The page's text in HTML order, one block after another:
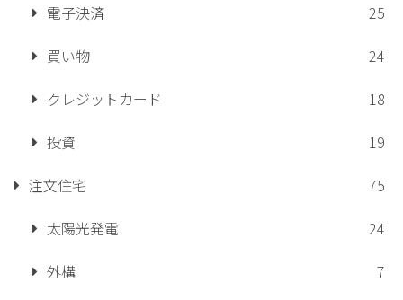
電子決済
25
買い物
24
クレジットカード
18
投資
19
注文住宅
75
太陽光発電
24
外構
7